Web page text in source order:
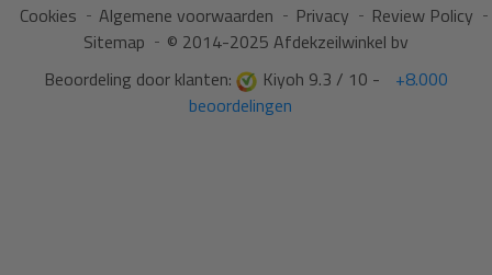
Cookies Algemene voorwaarden Privacy
Review Policy
Sitemap
© 2014-2025 Afdekzeilwinkel bv
Beoordeling door klanten:
Kiyoh 9.3 / 10 -
+8.000
beoordelingen